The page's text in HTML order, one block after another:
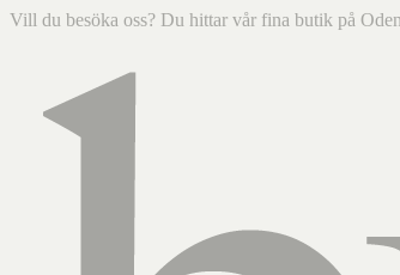
Vill du besöka oss? Du hittar vår fina butik på